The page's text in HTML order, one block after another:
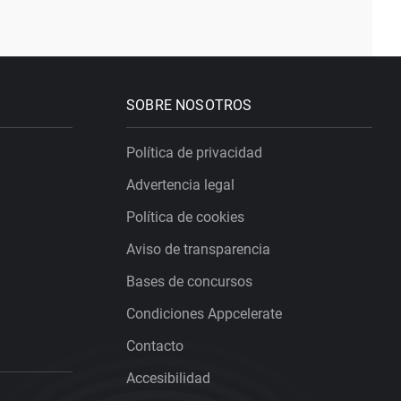
SOBRE NOSOTROS
Política de privacidad
Advertencia legal
Política de cookies
Aviso de transparencia
Bases de concursos
Condiciones Appcelerate
Contacto
Accesibilidad